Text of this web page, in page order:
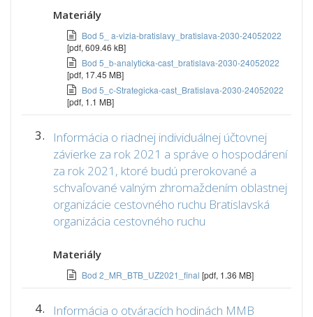
Materiály
Bod 5_ a-vizia-bratislavy_bratislava-2030-24052022
[pdf, 609.46 kB]
Bod 5_b-analyticka-cast_bratislava-2030-24052022
[pdf, 17.45 MB]
Bod 5_c-Strategicka-cast_Bratislava-2030-24052022
[pdf, 1.1 MB]
3.
Informácia o riadnej individuálnej účtovnej
závierke za rok 2021 a správe o hospodárení
za rok 2021, ktoré budú prerokované a
schvaľované valným zhromaždením oblastnej
organizácie cestovného ruchu Bratislavská
organizácia cestovného ruchu
Materiály
Bod 2_MR_BTB_UZ2021_final [pdf, 1.36 MB]
4. Informácia o otváracích hodinách MMB